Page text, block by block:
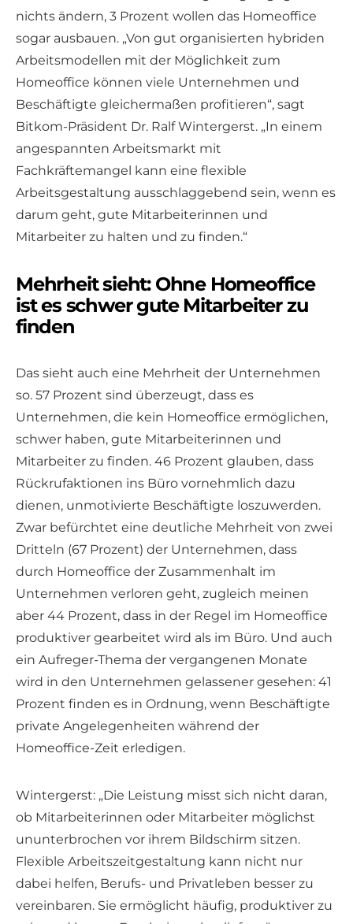
nichts ändern, 3 Prozent wollen das Homeoffice
sogar ausbauen. „Von gut organisierten hybriden
Arbeitsmodellen mit der Möglichkeit zum
Homeoffice können viele Unternehmen und
Beschäftigte gleichermaßen profitieren“, sagt
Bitkom-Präsident Dr. Ralf Wintergerst. „In einem
angespannten Arbeitsmarkt mit
Fachkräftemangel kann eine flexible
Arbeitsgestaltung ausschlaggebend sein, wenn es
darum geht, gute Mitarbeiterinnen und
Mitarbeiter zu halten und zu finden.“
Mehrheit sieht: Ohne Homeoffice
ist es schwer gute Mitarbeiter zu
finden
Das sieht auch eine Mehrheit der Unternehmen
so. 57 Prozent sind überzeugt, dass es
Unternehmen, die kein Homeoffice ermöglichen,
schwer haben, gute Mitarbeiterinnen und
Mitarbeiter zu finden. 46 Prozent glauben, dass
Rückrufaktionen ins Büro vornehmlich dazu
dienen, unmotivierte Beschäftigte loszuwerden.
Zwar befürchtet eine deutliche Mehrheit von zwei
Dritteln (67 Prozent) der Unternehmen, dass
durch Homeoffice der Zusammenhalt im
Unternehmen verloren geht, zugleich meinen
aber 44 Prozent, dass in der Regel im Homeoffice
produktiver gearbeitet wird als im Büro. Und auch
ein Aufreger-Thema der vergangenen Monate
wird in den Unternehmen gelassener gesehen: 41
Prozent finden es in Ordnung, wenn Beschäftigte
private Angelegenheiten während der
Homeoffice-Zeit erledigen.
Wintergerst: „Die Leistung misst sich nicht daran,
ob Mitarbeiterinnen oder Mitarbeiter möglichst
ununterbrochen vor ihrem Bildschirm sitzen.
Flexible Arbeitszeitgestaltung kann nicht nur
dabei helfen, Berufs- und Privatleben besser zu
vereinbaren. Sie ermöglicht häufig, produktiver zu